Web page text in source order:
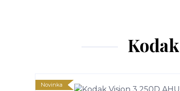
Novinka